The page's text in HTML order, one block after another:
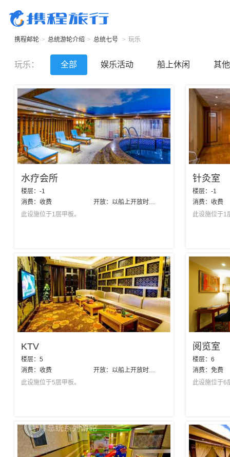
携程邮轮 > 总统游轮介绍 > 总统七号 > 玩乐
玩乐 ： 全部 娱乐活动 船上休闲 其他
水疗会所
楼层： -1
消费： 收费 开放：
以船上开放时间为准
此设施位于1层甲板。
针灸室
楼层： -1
消费： 收费
此设施位于1
KTV
楼层： 5
消费： 收费 开放：
以船上开放时间为准
此设施位于5层甲板。
阅览室
楼层： 6
消费： 免费
此设施位于6